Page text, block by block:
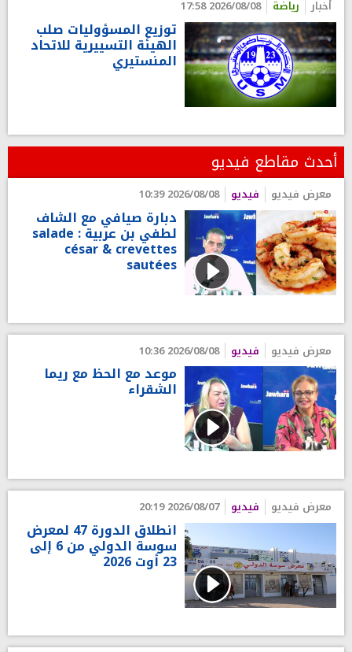
أخبار رياضة 2026/08/08 17:58
توزيع المسؤوليات صلب
الهيئة التسييرية للاتحاد
المنستيري
أحدث مقاطع فيديو
معرض فيديو فيديو 2026/08/08 10:39
دبارة صيافي مع الشاف
لطفي بن عربية : salade
césar & crevettes
sautées
معرض فيديو فيديو 2026/08/08 10:36
موعد مع الحظ مع ريما
الشقراء
معرض فيديو فيديو 2026/08/07 20:19
انطلاق الدورة 47 لمعرض
سوسة الدولي من 6 إلى
23 أوت 2026